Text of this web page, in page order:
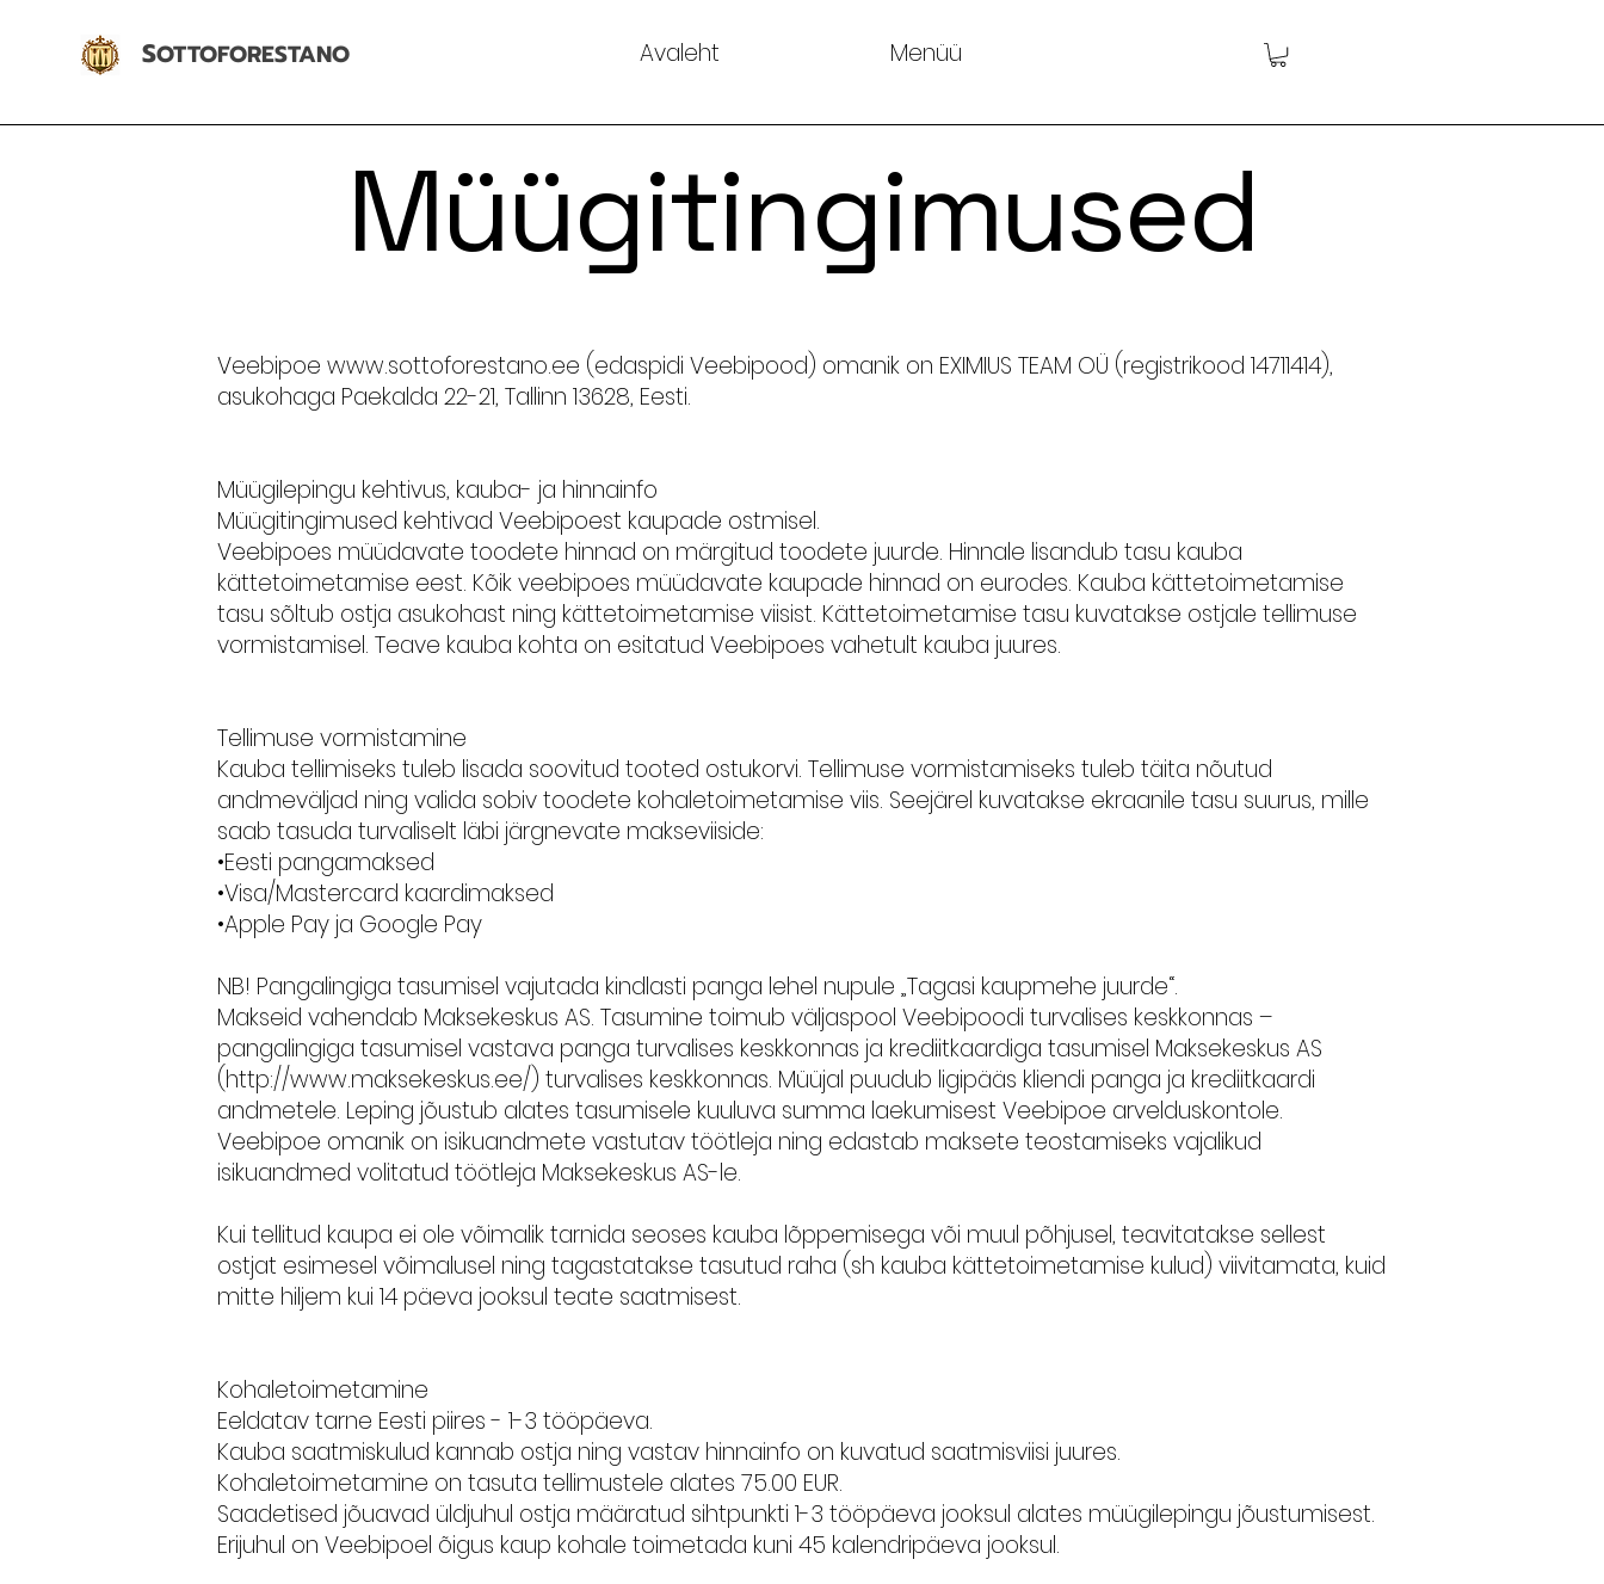
SOTTOFORESTANO Avaleht Menüü
Müügitingimused
Veebipoe www.sottoforestano.ee (edaspidi Veebipood) omanik on EXIMIUS TEAM OÜ (registrikood 14711414),
asukohaga Paekalda 22-21, Tallinn 13628, Eesti.
Müügilepingu kehtivus, kauba- ja hinnainfo
Müügitingimused kehtivad Veebipoest kaupade ostmisel.
Veebipoes müüdavate toodete hinnad on märgitud toodete juurde. Hinnale lisandub tasu kauba
kättetoimetamise eest. Kõik veebipoes müüdavate kaupade hinnad on eurodes. Kauba kättetoimetamise
tasu sõltub ostja asukohast ning kättetoimetamise viisist. Kättetoimetamise tasu kuvatakse ostjale tellimuse
vormistamisel. Teave kauba kohta on esitatud Veebipoes vahetult kauba juures.
Tellimuse vormistamine
Kauba tellimiseks tuleb lisada soovitud tooted ostukorvi. Tellimuse vormistamiseks tuleb täita nõutud
andmeväljad ning valida sobiv toodete kohaletoimetamise viis. Seejärel kuvatakse ekraanile tasu suurus, mille
saab tasuda turvaliselt läbi järgnevate makseviiside:
•Eesti pangamaksed
•Visa/Mastercard kaardimaksed
•Apple Pay ja Google Pay
NB! Pangalingiga tasumisel vajutada kindlasti panga lehel nupule „Tagasi kaupmehe juurde“.
Makseid vahendab Maksekeskus AS. Tasumine toimub väljaspool Veebipoodi turvalises keskkonnas –
pangalingiga tasumisel vastava panga turvalises keskkonnas ja krediitkaardiga tasumisel Maksekeskus AS
(http://www.maksekeskus.ee/) turvalises keskkonnas. Müüjal puudub ligipääs kliendi panga ja krediitkaardi
andmetele. Leping jõustub alates tasumisele kuuluva summa laekumisest Veebipoe arvelduskontole.
Veebipoe omanik on isikuandmete vastutav töötleja ning edastab maksete teostamiseks vajalikud
isikuandmed volitatud töötleja Maksekeskus AS-le.
Kui tellitud kaupa ei ole võimalik tarnida seoses kauba lõppemisega või muul põhjusel, teavitatakse sellest
ostjat esimesel võimalusel ning tagastatakse tasutud raha (sh kauba kättetoimetamise kulud) viivitamata, kuid
mitte hiljem kui 14 päeva jooksul teate saatmisest.
Kohaletoimetamine
Eeldatav tarne Eesti piires - 1-3 tööpäeva.
Kauba saatmiskulud kannab ostja ning vastav hinnainfo on kuvatud saatmisviisi juures.
Kohaletoimetamine on tasuta tellimustele alates 75.00 EUR.
Saadetised jõuavad üldjuhul ostja määratud sihtpunkti 1-3 tööpäeva jooksul alates müügilepingu jõustumisest.
Erijuhul on Veebipoel õigus kaup kohale toimetada kuni 45 kalendripäeva jooksul.